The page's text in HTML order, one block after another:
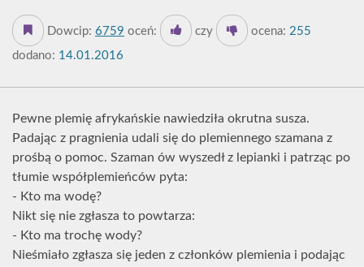
Dowcip: 6759 oceń: czy ocena: 255
dodano: 14.01.2016
Pewne plemię afrykańskie nawiedziła okrutna susza.
Padając z pragnienia udali się do plemiennego szamana z
prośbą o pomoc. Szaman ów wyszedł z lepianki i patrząc po
tłumie współplemieńców pyta:
- Kto ma wodę?
Nikt się nie zgłasza to powtarza:
- Kto ma trochę wody?
Nieśmiało zgłasza się jeden z członków plemienia i podając